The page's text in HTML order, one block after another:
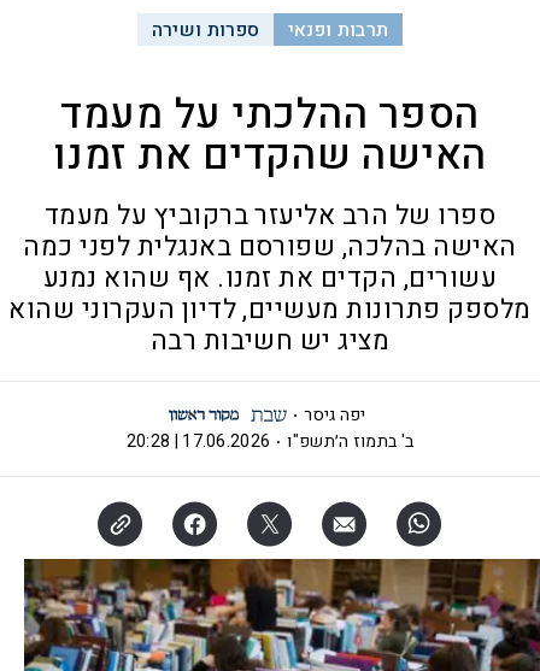
תרבות ופנאי ספרות ושירה
הספר ההלכתי על מעמד
האישה שהקדים את זמנו
ספרו של הרב אליעזר ברקוביץ על מעמד
האישה בהלכה, שפורסם באנגלית לפני כמה
עשורים, הקדים את זמנו. אף שהוא נמנע
מלספק פתרונות מעשיים, לדיון העקרוני שהוא
מציג יש חשיבות רבה
יפה גיסר
ב' בתמוז ה׳תשפ"ו
17.06.2026 | 20:28